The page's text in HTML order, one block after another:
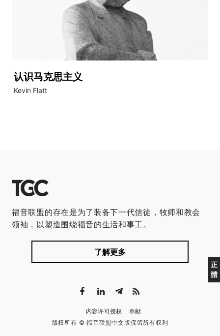
认识马克思主义
Kevin Flatt
正
體
福音联盟的存在是为了装备下一代信徒，牧师和教会
领袖，以塑造围绕福音的生活和事工。
了解更多
内容许可授权
奉献
版权所有 © 福音联盟中文版保留所有权利